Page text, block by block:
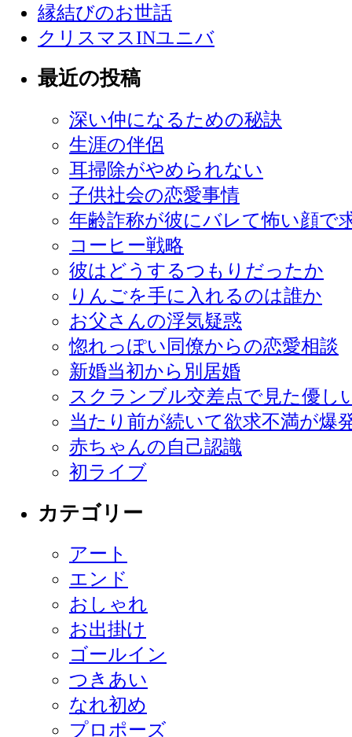
縁結びのお世話
クリスマスINユニバ
最近の投稿
深い仲になるための秘訣
生涯の伴侶
耳掃除がやめられない
子供社会の恋愛事情
年齢詐称が彼にバレて怖い顔で
コーヒー戦略
彼はどうするつもりだったか
りんごを手に入れるのは誰か
お父さんの浮気疑惑
惚れっぽい同僚からの恋愛相談
新婚当初から別居婚
スクランブル交差点で見た優し
当たり前が続いて欲求不満が爆
赤ちゃんの自己認識
初ライブ
カテゴリー
アート
エンド
おしゃれ
お出掛け
ゴールイン
つきあい
なれ初め
プロポーズ